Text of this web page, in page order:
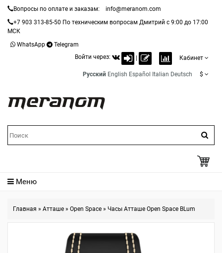
Вопросы по оплате и заказам:
info@meranom.com
+7 903 313-85-50 По техническим вопросам Дмитрий с 9:00 до 17:00
МСК
WhatsApp
Telegram
Войти через:
Кабинет
Русский English Español Italian Deutsch $
Меню
Главная » Атташе » Open Space » Часы Атташе Open Space BLum